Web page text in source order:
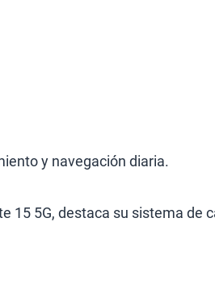
y navegación diaria.
15 5G, destaca su sistema de